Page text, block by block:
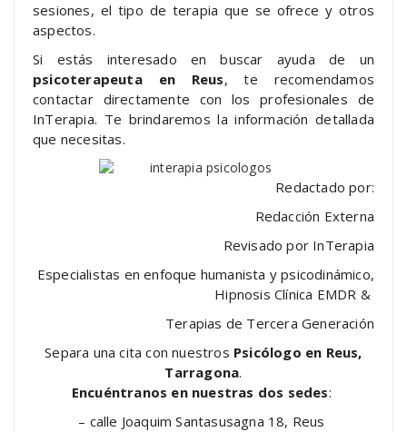
sesiones, el tipo de terapia que se ofrece y otros
aspectos.
Si estás interesado en buscar ayuda de un
psicoterapeuta en Reus, te recomendamos
contactar directamente con los profesionales de
InTerapia. Te brindaremos la información detallada
que necesitas.
Redactado por:
Redacción Externa
Revisado por InTerapia
Especialistas en enfoque humanista y psicodinámico,
Hipnosis Clínica EMDR &
Terapias de Tercera Generación
Separa una cita con nuestros Psicólogo en Reus,
Tarragona.
Encuéntranos en nuestras dos sedes:
– calle Joaquim Santasusagna 18, Reus